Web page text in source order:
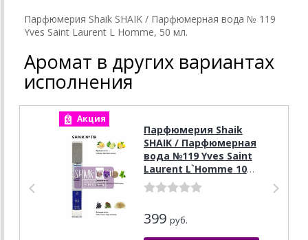
Парфюмерия Shaik SHAIK / Парфюмерная вода № 119
Yves Saint Laurent L Homme, 50 мл.
Аромат в других вариантах
исполнения
Акция
Парфюмерия Shaik
SHAIK / Парфюмерная
вода №119 Yves Saint
Laurent L`Homme 10
ml
399 руб.